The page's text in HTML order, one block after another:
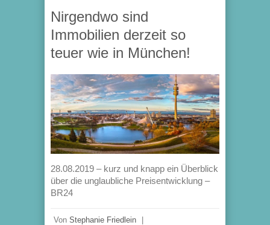
Nirgendwo sind
Immobilien derzeit so
teuer wie in München!
28.08.2019 – kurz und knapp ein Überblick
über die unglaubliche Preisentwicklung –
BR24
Von Stephanie Friedlein
|